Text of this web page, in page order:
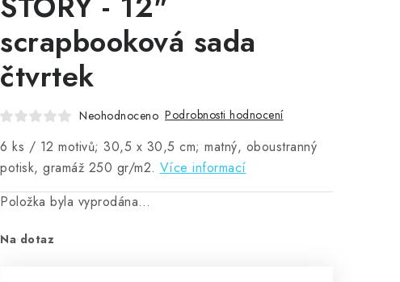
scrapbooková sada
čtvrtek
Neohodnoceno Podrobnosti hodnocení
6 ks / 12 motivů; 30,5 x 30,5 cm; matný, oboustranný
potisk, gramáž 250 gr/m2. Více informací
Položka byla vyprodána…
Na dotaz